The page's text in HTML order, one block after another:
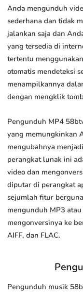
Anda mengunduh
sederhana dan tidak
jalankan saja dan
yang tersedia di
tertentu
otomatis mendeteksi
menampilkannya
dengan mengklik
Pengunduh MP4
yang memungkinkan
mengubahnya
perangkat lunak ini
video dan
diputar di perangkat
sejumlah fitur
mengunduh MP3
mengonversinya ke
AIFF, dan FLAC.
Pengunduh musik